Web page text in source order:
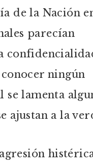
de la Nación
parecían
ningún
lamenta
ajustan a la